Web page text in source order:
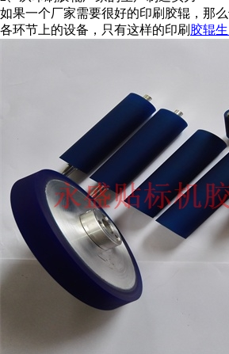
如果一个厂家需要很好的印刷胶辊，那
各环节上的设备，只有这样的印刷 胶辊